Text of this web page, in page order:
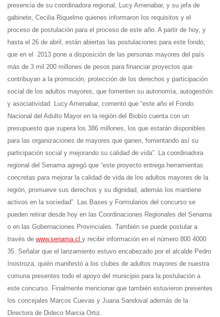
presencia de su coordinadora regional, Lucy Amenabar, y su jefa de
gabinete, Cecilia Riquelme quienes informaron los requisitos y el
proceso de postulación para el proceso de este año. A partir de hoy, y
hasta el 26 de abril, están abiertas las postulaciones para este fondo,
que en el 2013 pone a disposición de las personas mayores del país
más de 3 mil 200 millones de pesos para financiar proyectos que
contribuyan a la promoción, protección de los derechos y participación
social de los adultos mayores, que fomenten su autonomía, autogestión
y asociatividad. Lucy Amenabar, comentó que “este año el Fondo
Nacional del Adulto Mayor en la región del Biobío cuenta con un
presupuesto que supera los 386 millones, los que estarán disponibles
para las organizaciones de mayores que ganen, fomentando así su
participación social y mejorando su calidad de vida”. La coordinadora
regional del Senama agregó que “este proyecto entrega herramientas
concretas para mejorar la calidad de vida de los adultos mayores de la
región , promueve sus derechos y su dignidad, además los mantiene
activos en la sociedad”. Las Bases y Formularios del concurso se
pueden retirar desde hoy en las Coordinaciones Regionales del Senama
o en las Gobernaciones Provinciales . También se puede postular a
través de www.senama.cl y recibir información en el número 800 4000
35 . Señalar que el lanzamiento estuvo encabezado por el alcalde Pedro
Inostroza, quién manifestó a los clubes de adultos mayores de nuestra
comuna presentes todo el apoyo del municipio para la postulación a
este concurso. Finalmente mencionar que también estuvieron presentes
los concejales Marcos Cuevas y Juana Sandoval además de la
Directora de Dideco Marcia Ortiz.